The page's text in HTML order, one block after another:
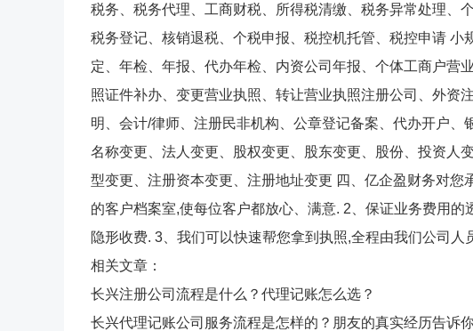
税务、税务代理、工商财税、所得税清缴、税务异常处理、
税务登记、核销退税、个税申报、税控机托管、税控申请
定、年检、年报、代办年检、内资公司年报、个体工商户营
照证件补办、变更营业执照、转让营业执照注册公司、外资
明、会计/律师、注册民非机构、公章登记备案、代办开户
名称变更、法人变更、股权变更、股东变更、股份、投资人
型变更、注册资本变更、注册地址变更 四、亿企盈财务对
的客户档案室,使每位客户都放心、满意. 2、保证业务费用
隐形收费. 3、我们可以快速帮您拿到执照,全程由我们公司人
相关文章：
长兴注册公司流程是什么？代理记账怎么选？
长兴代理记账公司服务流程是怎样的？朋友的真实经历告诉